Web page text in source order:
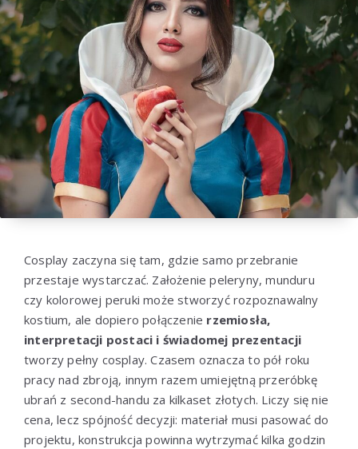
Cosplay zaczyna się tam, gdzie samo przebranie
przestaje wystarczać. Założenie peleryny, munduru
czy kolorowej peruki może stworzyć rozpoznawalny
kostium, ale dopiero połączenie rzemiosła,
interpretacji postaci i świadomej prezentacji
tworzy pełny cosplay. Czasem oznacza to pół roku
pracy nad zbroją, innym razem umiejętną przeróbkę
ubrań z second-handu za kilkaset złotych. Liczy się nie
cena, lecz spójność decyzji: materiał musi pasować do
projektu, konstrukcja powinna wytrzymać kilka godzin